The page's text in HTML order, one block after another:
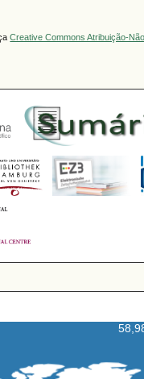
Creative Commons Atribuição-